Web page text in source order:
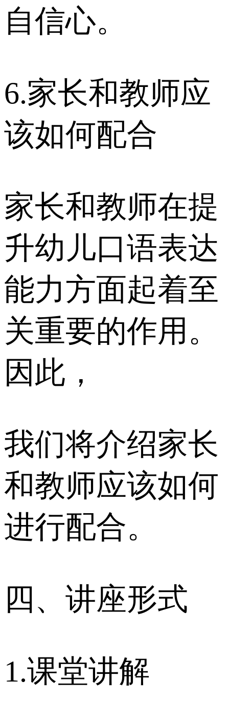
自信心。
6.家长和教师应
该如何配合
家长和教师在提
升幼儿口语表达
能力方面起着至
关重要的作用。
因此，
我们将介绍家长
和教师应该如何
进行配合。
四、讲座形式
1.课堂讲解